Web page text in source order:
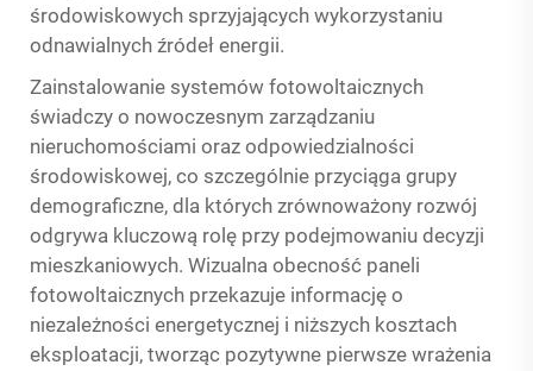
środowiskowych sprzyjających wykorzystaniu
odnawialnych źródeł energii.
Zainstalowanie systemów fotowoltaicznych
świadczy o nowoczesnym zarządzaniu
nieruchomościami oraz odpowiedzialności
środowiskowej, co szczególnie przyciąga grupy
demograficzne, dla których zrównoważony rozwój
odgrywa kluczową rolę przy podejmowaniu decyzji
mieszkaniowych. Wizualna obecność paneli
fotowoltaicznych przekazuje informację o
niezależności energetycznej i niższych kosztach
eksploatacji, tworząc pozytywne pierwsze wrażenia